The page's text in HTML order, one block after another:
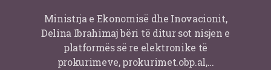
Ministrja e Ekonomisë dhe Inovacionit,
Delina Ibrahimaj bëri të ditur sot nisjen e
platformës së re elektronike të
prokurimeve, prokurimet.obp.al,…